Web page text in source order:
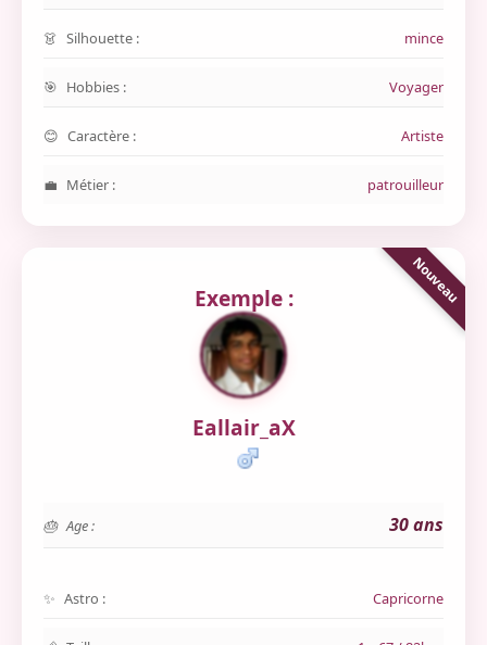
Silhouette : mince
Hobbies : Voyager
Caractère : Artiste
Métier : patrouilleur
Exemple :
Eallair_aX
Age : 30 ans
Astro : Capricorne